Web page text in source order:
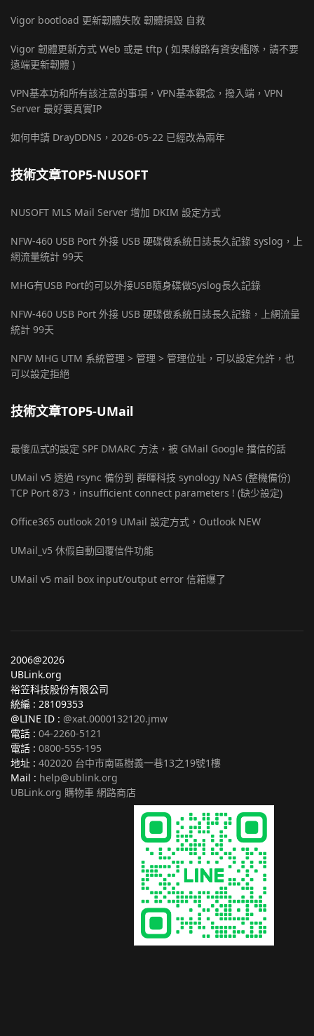
Vigor bootload 更新韌體失敗 韌體損毀 自救
Vigor 韌體更新方式 Web 或是 tftp ( 如果線路有資安艦隊，請不要
遠端更新韌體 )
VPN基本功和所有該注意的事項，VPN基本觀念，撥入端，VPN
Server 最好要真實IP
如何申請 DrayDDNS，2026-05-22 已經改為兩年
技術文章TOP5-NUSOFT
NUSOFT MLS Mail Server 增加 DKIM 設定方式
NFW-460 USB Port 外接 USB 硬碟做系統日誌長久記錄 syslog，上
網流量統計 99天
MHG有USB Port的可以外接USB隨身碟做Syslog長久記錄
NFW-460 USB Port 外接 USB 硬碟做系統日誌長久記錄，上網流量
統計 99天
NFW MHG UTM 系統管理 > 管理 > 管理位址，可以設定允許，也
可以設定拒絕
技術文章TOP5-UMail
最傻瓜式的設定 SPF DMARC 方法，被 GMail Google 擋信的話
UMail v5 透過 rsync 備份到 群暉科技 synology NAS (整機備份)
TCP Port 873，insufficient connect parameters ! (缺少設定)
Office365 outlook 2019 UMail 設定方式，Outlook NEW
UMail_v5 休假自動回覆信件功能
UMail v5 mail box input/output error 信箱爆了
2006@2026
UBLink.org
裕笠科技股份有限公司
統編 : 28109353
@LINE ID : @xat.0000132120.jmw
電話 : 04-2260-5121
電話 : 0800-555-195
地址 : 402020 台中市南區樹義一巷13之19號1樓
Mail : help@ublink.org
UBLink.org 購物車 網路商店